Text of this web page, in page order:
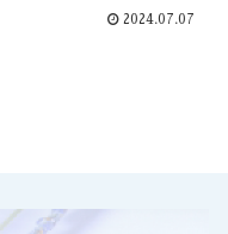
2024.07.07